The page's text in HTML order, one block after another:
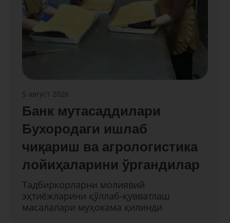
5 август 2026
Банк мутасаддилари
Бухородаги ишлаб
чиқариш ва агрологистика
лойиҳаларини ўргандилар
Тадбиркорларни молиявий
эҳтиёжларини қўллаб-қувватлаш
масалалари муҳокама қилинди